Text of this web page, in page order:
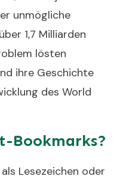
unmögliche
1,7 Milliarden
lösten
ihre Geschichte
des World
Bookmarks?
Lesezeichen oder